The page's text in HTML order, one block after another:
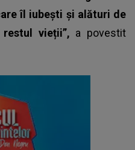
îl iubești și alături de
vieții”, a povestit